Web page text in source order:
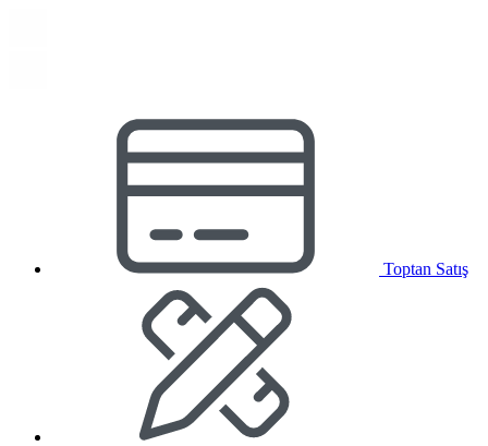
Toptan Satış